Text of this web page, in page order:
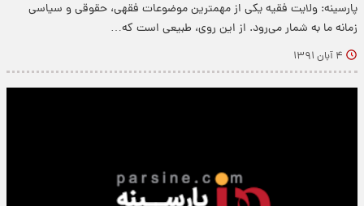
پارسینه: ولایت فقیه یكی از مهمترین موضوعات فقهی، حقوقی و سیاسی
زمانه ما به شمار می‌رود. از این روی، طبیعی است كه…
۴ آبان ۱۳۹۱